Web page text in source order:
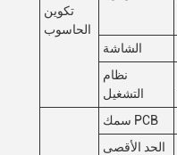
تكوين
الحاسوب
الشاشة
نظام
التشغيل
سمك PCB
الحد الأقصى